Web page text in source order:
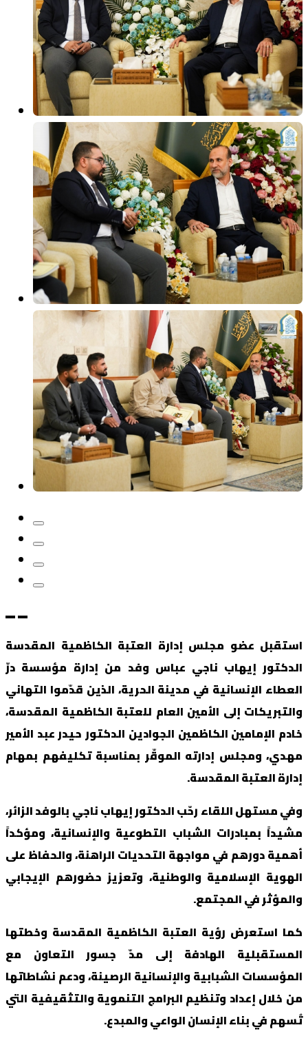
استقبل عضو مجلس إدارة العتبة الكاظمية المقدسة
الدكتور إيهاب ناجي عباس وفد من إدارة مؤسسة درّ
العطاء الإنسانية في مدينة الحرية، الذين قدّموا التهاني
والتبريكات إلى الأمين العام للعتبة الكاظمية المقدسة،
خادم الإمامين الكاظمين الجوادين الدكتور حيدر عبد الأمير
مهدي، ومجلس إدارته الموقّر بمناسبة تكليفهم بمهام
إدارة العتبة المقدسة.
وفي مستهل اللقاء رحّب الدكتور إيهاب ناجي بالوفد الزائر،
مشيداً بمبادرات الشباب التطوعية والإنسانية، ومؤكداً
أهمية دورهم في مواجهة التحديات الراهنة، والحفاظ على
الهوية الإسلامية والوطنية، وتعزيز حضورهم الإيجابي
والمؤثر في المجتمع.
كما استعرض رؤية العتبة الكاظمية المقدسة وخطتها
المستقبلية الهادفة إلى مدّ جسور التعاون مع
المؤسسات الشبابية والإنسانية الرصينة، ودعم نشاطاتها
من خلال إعداد وتنظيم البرامج التنموية والتثقيفية التي
تُسهم في بناء الإنسان الواعي والمبدع.